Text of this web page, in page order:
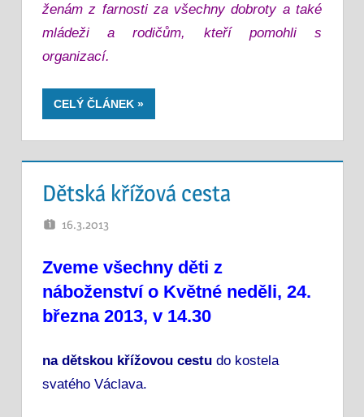
ženám z farnosti za všechny dobroty a také
mládeži a rodičům, kteří pomohli s
organizací.
CELÝ ČLÁNEK
Dětská křížová cesta
16.3.2013
Zveme všechny děti z
náboženství o Květné neděli, 24.
března 2013, v 14.30
na dětskou křížovou cestu do kostela
svatého Václava.